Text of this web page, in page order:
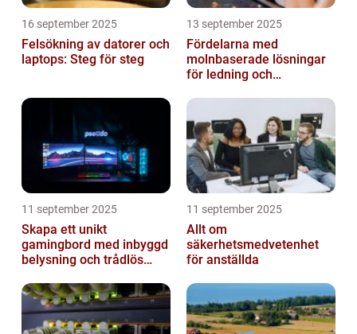
16 september 2025
Felsökning av datorer och
laptops: Steg för steg
13 september 2025
Fördelarna med
molnbaserade lösningar
för ledning och
11 september 2025
Skapa ett unikt
gamingbord med inbyggd
belysning och trådlös
11 september 2025
Allt om
säkerhetsmedvetenhet
för anställda